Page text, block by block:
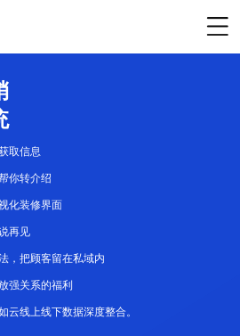
取信息
你转介绍
化装修界面
再见
，把顾客留在私域内
强关系的福利
云线上线下数据深度整合。